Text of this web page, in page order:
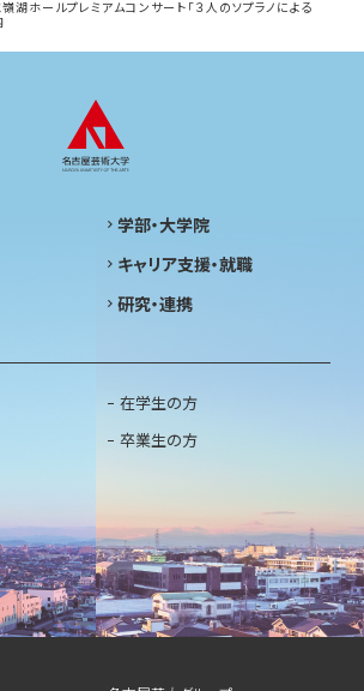
ホールプレミアムコンサート「３人のソプラノによる
学部・大学院
キャリア支援・就職
研究・連携
在学生の方
卒業生の方